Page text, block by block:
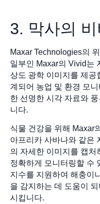
3. 막사의
Maxar Technologies의
일부인 Maxar의 Vivid는
상도 광학 이미지를 제공
계되어 농업 및 환경 모
한 선명한 시각 자료와
니다.
식물 건강을 위해 Maxar
아프리카 사바나와 같은
의 자세한 이미지를 캡처
정확하게 모니터링할 수
지수를 지원하여 해충이
을 감지하는 데 도움이
시킵니다.